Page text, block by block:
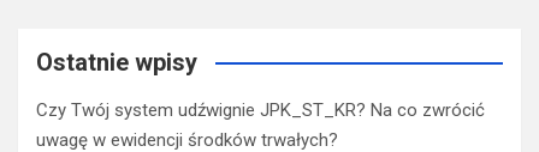
Ostatnie wpisy
Czy Twój system udźwignie JPK_ST_KR? Na co zwrócić
uwagę w ewidencji środków trwałych?